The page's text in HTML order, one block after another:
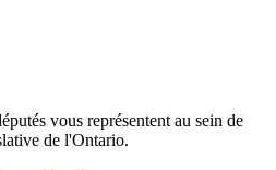
vous représentent au sein de
de l'Ontario.